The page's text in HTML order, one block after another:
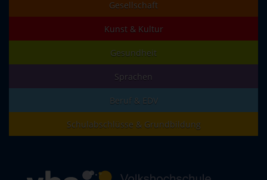
Gesellschaft
Kunst & Kultur
Gesundheit
Sprachen
Beruf & EDV
Schulabschlüsse & Grundbildung